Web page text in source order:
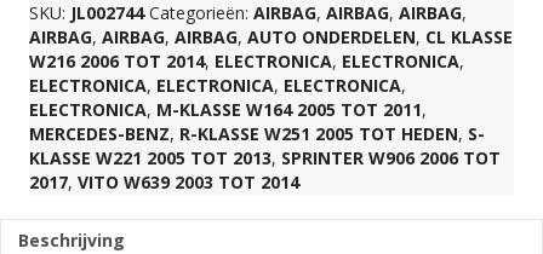
SKU: JL002744 Categorieën: AIRBAG, AIRBAG, AIRBAG,
AIRBAG, AIRBAG, AIRBAG, AUTO ONDERDELEN, CL KLASSE
W216 2006 TOT 2014, ELECTRONICA, ELECTRONICA,
ELECTRONICA, ELECTRONICA, ELECTRONICA,
ELECTRONICA, M-KLASSE W164 2005 TOT 2011,
MERCEDES-BENZ, R-KLASSE W251 2005 TOT HEDEN, S-
KLASSE W221 2005 TOT 2013, SPRINTER W906 2006 TOT
2017, VITO W639 2003 TOT 2014
Beschrijving